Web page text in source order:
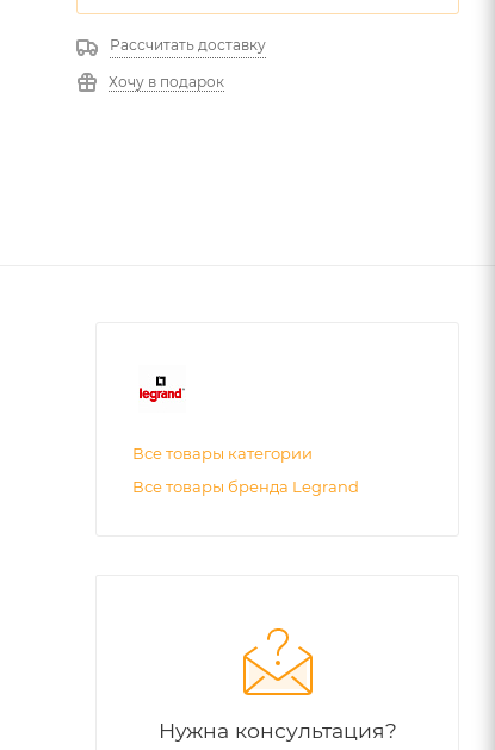
Рассчитать доставку
Хочу в подарок
Все товары категории
Все товары бренда Legrand
Нужна консультация?